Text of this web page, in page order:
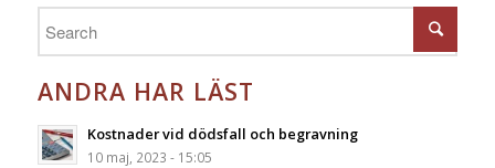
ANDRA HAR LÄST
Kostnader vid dödsfall och begravning
10 maj, 2023 - 15:05